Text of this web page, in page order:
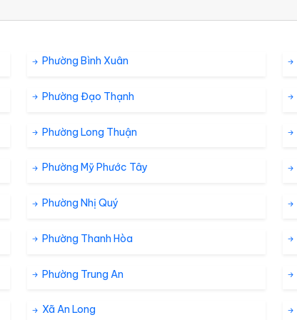
Phường Bình Xuân
Phường Đạo Thạnh
Phường Long Thuận
Phường Mỹ Phước Tây
Phường Nhị Quý
Phường Thanh Hòa
Phường Trung An
Xã An Long